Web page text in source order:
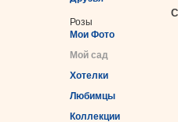
Розы
Мои Фото
Мой сад
Хотелки
Любимцы
Коллекции